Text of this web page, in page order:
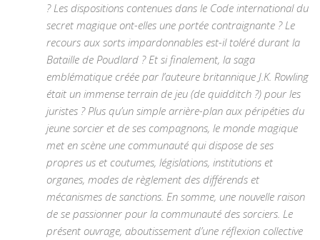
? Les dispositions contenues dans le Code international du
secret magique ont-elles une portée contraignante ? Le
recours aux sorts impardonnables est-il toléré durant la
Bataille de Poudlard ? Et si finalement, la saga
emblématique créée par l’auteure britannique J.K. Rowling
était un immense terrain de jeu (de quidditch ?) pour les
juristes ? Plus qu’un simple arrière-plan aux péripéties du
jeune sorcier et de ses compagnons, le monde magique
met en scène une communauté qui dispose de ses
propres us et coutumes, législations, institutions et
organes, modes de règlement des différends et
mécanismes de sanctions. En somme, une nouvelle raison
de se passionner pour la communauté des sorciers. Le
présent ouvrage, aboutissement d’une réflexion collective